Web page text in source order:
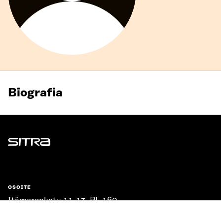
Biografia
Sitra
OSOITE
Itämerenkatu 11-13, PL 160,